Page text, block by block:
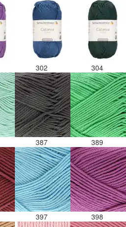
302 304
387 389
397 398